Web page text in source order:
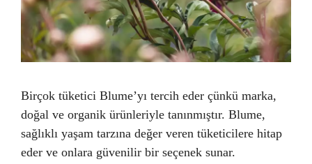
Birçok tüketici Blume’yı tercih eder çünkü marka,
doğal ve organik ürünleriyle tanınmıştır. Blume,
sağlıklı yaşam tarzına değer veren tüketicilere hitap
eder ve onlara güvenilir bir seçenek sunar.